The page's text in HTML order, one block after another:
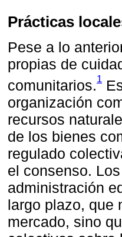
Prácticas
Pese a lo
propias de
comunitarios.1
organización
recursos
de los bienes
regulado
el consenso.
administración
largo plazo, que
mercado, sino